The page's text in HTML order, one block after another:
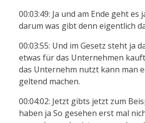
00:03:49: Ja und am Ende geht es
darum was gibt denn eigentlich
00:03:55: Und im Gesetz steht ja
etwas für das Unternehmen
das Unternehm nutzt kann man
geltend machen.
00:04:02: Jetzt gibts jetzt zum
haben ja So gesehen erst mal